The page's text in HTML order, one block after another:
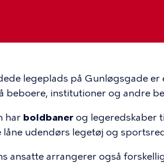
legeplads på Gunløgsgade
beboere, institutioner og andre
har boldbaner og legeredskaber
låne udendørs legetøj og
ansatte arrangerer også